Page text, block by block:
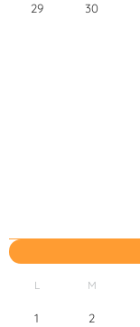
29 30
L M
1 2